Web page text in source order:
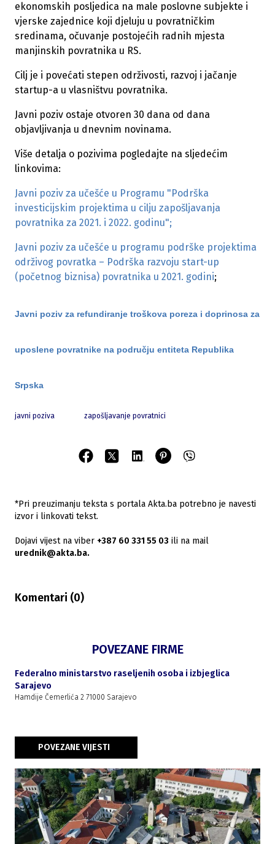
ekonomskih posljedica na male poslovne subjekte i
vjerske zajednice koji djeluju u povratničkim
sredinama, očuvanje postojećih radnih mjesta
manjinskih povratnika u RS.
Cilj je i povećati stepen održivosti, razvoj i jačanje
startup-a u vlasništvu povratnika.
Javni poziv ostaje otvoren 30 dana od dana
objavljivanja u dnevnim novinama.
Više detalja o pozivima pogledajte na sljedećim
linkovima:
Javni poziv za učešće u Programu "Podrška
investicijskim projektima u cilju zapošljavanja
povratnika za 2021. i 2022. godinu";
Javni poziv za učešće u programu podrške projektima
održivog povratka – Podrška razvoju start-up
(početnog biznisa) povratnika u 2021. godini;
Javni poziv za refundiranje troškova poreza i doprinosa za
uposlene povratnike na području entiteta Republika
Srpska
javni poziva zapošljavanje povratnici
*Pri preuzimanju teksta s portala Akta.ba potrebno je navesti
izvor i linkovati tekst.
Dojavi vijest na viber +387 60 331 55 03 ili na mail
urednik@akta.ba.
Komentari (0)
POVEZANE FIRME
Federalno ministarstvo raseljenih osoba i izbjeglica
Sarajevo
Hamdije Čemerlića 2 71000 Sarajevo
POVEZANE VIJESTI